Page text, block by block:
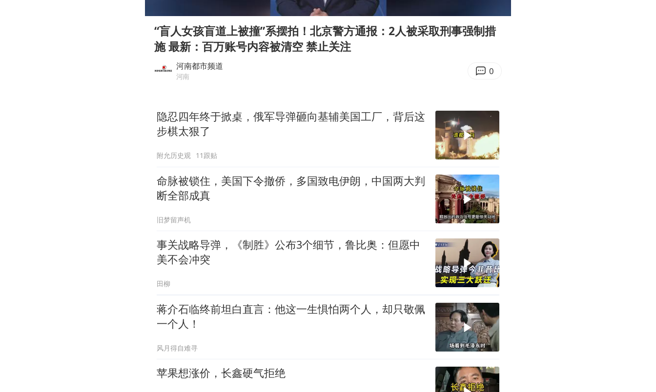
日本试射“战斧”导弹，国防部回应
胡彦斌韩磊 谁帮谁
“盲人女孩盲道上被撞”系摆拍！北京警方通报：2人被采取刑事强制措
施 最新：百万账号内容被清空 禁止关注
河南都市频道
河南 0
隐忍四年终于掀桌，俄军导弹砸向基辅美国工厂，背后这
步棋太狠了
附允历史观 11跟贴
命脉被锁住，美国下令撤侨，多国致电伊朗，中国两大判
断全部成真
旧梦留声机
事关战略导弹，《制胜》公布3个细节，鲁比奥：但愿中
美不会冲突
田柳
蒋介石临终前坦白直言：他这一生惧怕两个人，却只敬佩
一个人！
风月得自难寻
苹果想涨价，长鑫硬气拒绝